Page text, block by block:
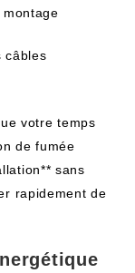
câbles
votre temps
de fumée
sans
rapidement de